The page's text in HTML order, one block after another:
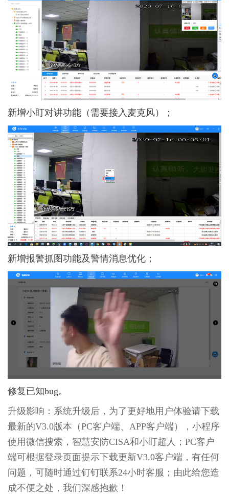
新增小盯对讲功能（需要接入麦克风）；
新增报警抓图功能及警情消息优化；
修复已知bug。
升级影响：系统升级后，为了更好地用户体验请下载
最新的V3.0版本（PC客户端、APP客户端），小程序
使用微信搜索，智慧安防CISA和小盯超人；PC客户
端可根据登录页面提示下载更新V3.0客户端，有任何
问题，可随时通过钉钉联系24小时客服；由此给您造
成不便之处，我们深感抱歉！